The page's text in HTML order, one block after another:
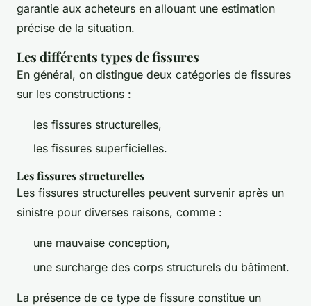
garantie aux acheteurs en allouant une estimation
précise de la situation.
Les différents types de fissures
En général, on distingue deux catégories de fissures
sur les constructions :
les fissures structurelles,
les fissures superficielles.
Les fissures structurelles
Les fissures structurelles peuvent survenir après un
sinistre pour diverses raisons, comme :
une mauvaise conception,
une surcharge des corps structurels du bâtiment.
La présence de ce type de fissure constitue un